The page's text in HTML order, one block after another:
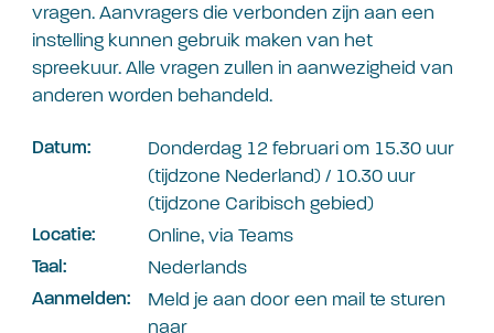
vragen. Aanvragers die verbonden zijn aan een
instelling kunnen gebruik maken van het
spreekuur. Alle vragen zullen in aanwezigheid van
anderen worden behandeld.
Datum
Donderdag 12 februari om 15.30 uur
(tijdzone Nederland) / 10.30 uur
(tijdzone Caribisch gebied)
Locatie Online, via Teams
Taal Nederlands
Aanmelden
Meld je aan door een mail te sturen
naar